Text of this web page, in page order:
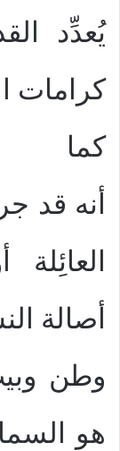
يُعدِّد
كرامات
كما
أنه قد
أصالة
وطن
هو